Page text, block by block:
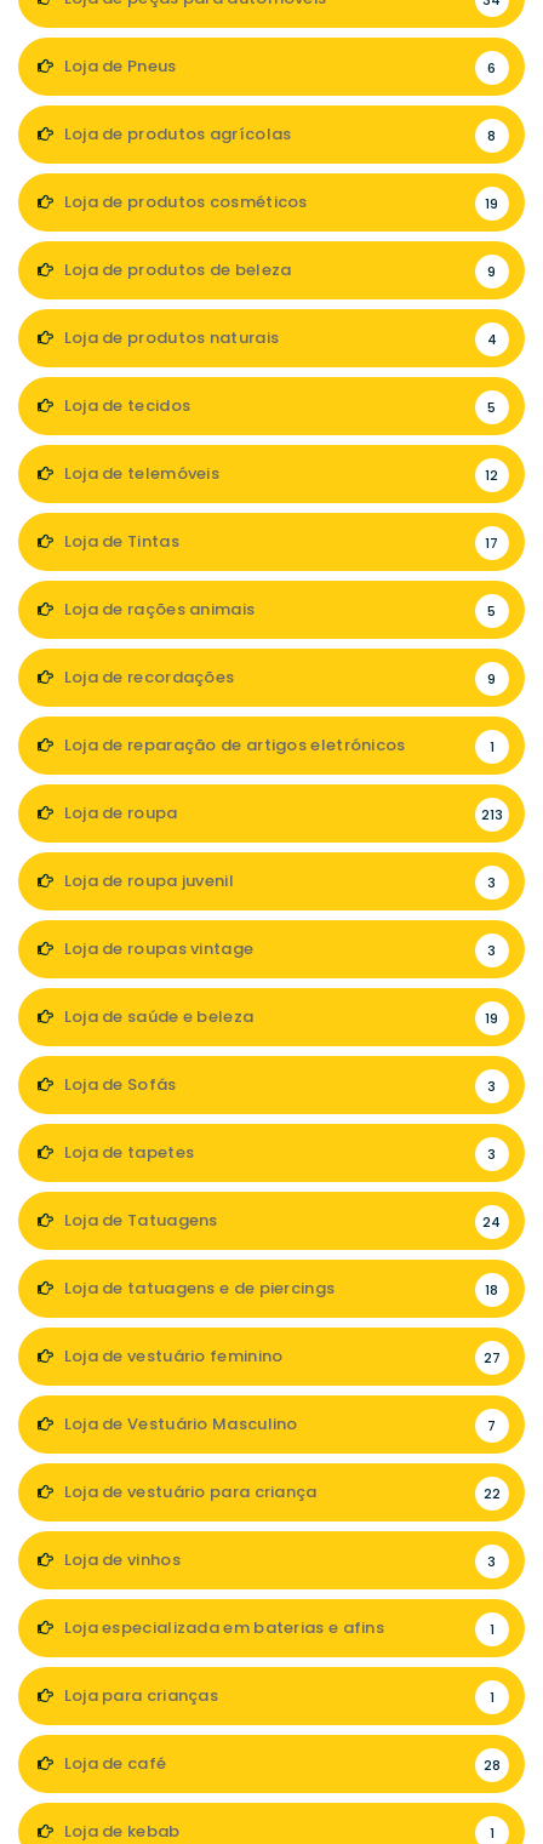
Loja de Pneus 6
Loja de produtos agrícolas 8
Loja de produtos cosméticos 19
Loja de produtos de beleza 9
Loja de produtos naturais 4
Loja de tecidos 5
Loja de telemóveis 12
Loja de Tintas 17
Loja de rações animais 5
Loja de recordações 9
Loja de reparação de artigos eletrónicos 1
Loja de roupa 213
Loja de roupa juvenil 3
Loja de roupas vintage 3
Loja de saúde e beleza 19
Loja de Sofás 3
Loja de tapetes 3
Loja de Tatuagens 24
Loja de tatuagens e de piercings 18
Loja de vestuário feminino 27
Loja de Vestuário Masculino 7
Loja de vestuário para criança 22
Loja de vinhos 3
Loja especializada em baterias e afins 1
Loja para crianças 1
Loja de café 28
Loja de kebab 1